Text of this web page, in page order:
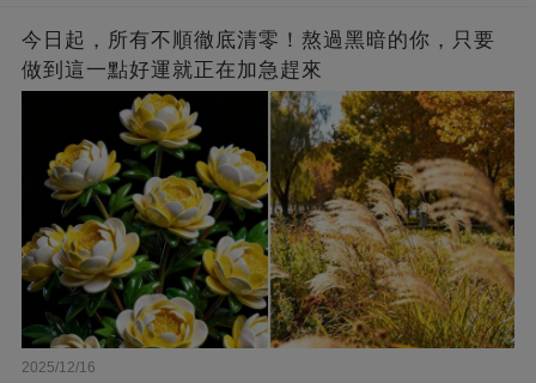
今日起，所有不順徹底清零！熬過黑暗的你，只要
做到這一點好運就正在加急趕來
2025/12/16